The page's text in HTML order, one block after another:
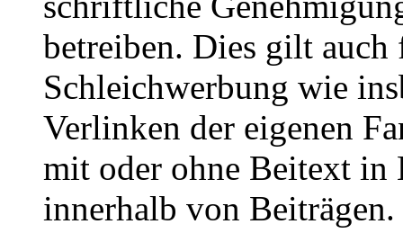
betreiben. Dies gilt auch
Schleichwerbung wie
Verlinken der eigenen
mit oder ohne Beitext in
innerhalb von Beiträgen.